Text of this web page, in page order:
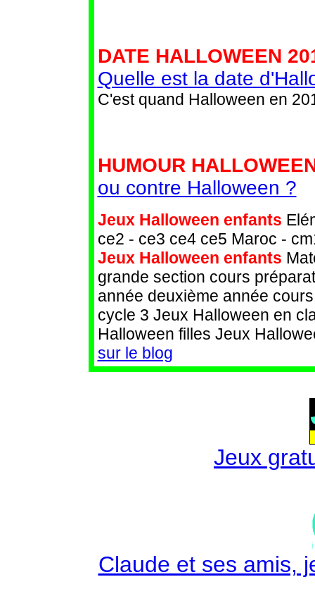
DATE HALLOWEEN
Quelle est la date
C'est quand Halloween en
HUMOUR
ou contre Halloween ?
Jeux Halloween enfants
ce2 - ce3 ce4 ce5 Maroc -
Jeux Halloween enfants
grande section cours
année deuxième année
cycle 3 Jeux Halloween en
Halloween filles Jeux
sur le blog
Jeux
Claude et ses amis,